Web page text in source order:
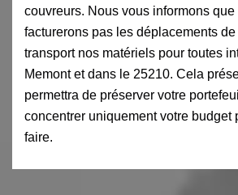
couvreurs. Nous vous informons
facturerons pas les déplacements
transport nos matériels pour toutes
Memont et dans le 25210. Cela
permettra de préserver votre
concentrer uniquement votre budget
faire.